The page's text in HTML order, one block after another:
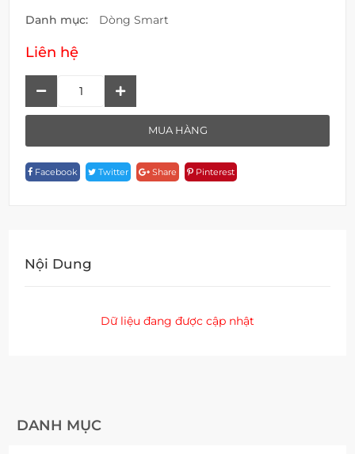
DANH MỤC
Danh mục: Dòng Smart
Liên hệ
1D69
Quantity
MUA HÀNG
Facebook Twitter Share Pinterest
Nội Dung
Dữ liệu đang được cập nhật